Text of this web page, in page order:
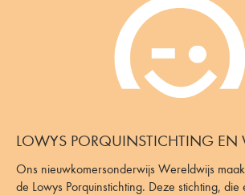
LOWYS PORQUINSTICHTING EN
Ons nieuwkomersonderwijs Wereldwijs
de Lowys Porquinstichting. Deze stichting, die